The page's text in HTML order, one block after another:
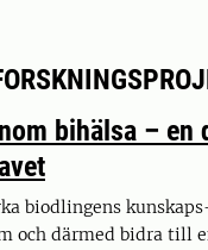
bihälsa – en
biodlingens
och därmed bidra till